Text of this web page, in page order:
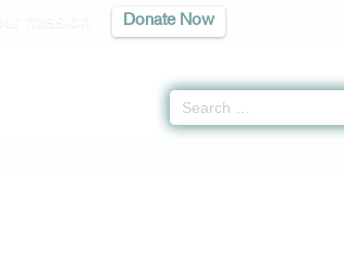
Donate Now